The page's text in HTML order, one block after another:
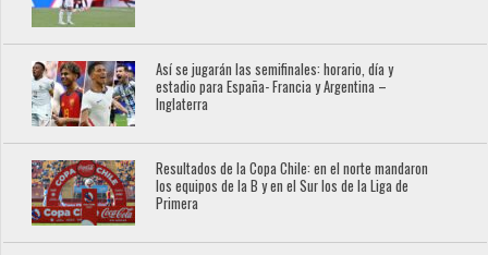
Así se jugarán las semifinales: horario, día y
estadio para España- Francia y Argentina –
Inglaterra
Resultados de la Copa Chile: en el norte mandaron
los equipos de la B y en el Sur los de la Liga de
Primera